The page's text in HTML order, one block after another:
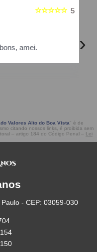
5
☆☆☆☆☆
amei. ›
Valores Alto do Boa Vista" é de
citando nossos links, é proibida sem
– artigo 184 do Código Penal – Lei
- CEP: 03059-030